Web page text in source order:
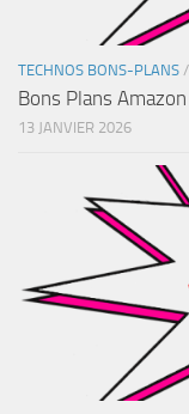
TECHNOS BONS-PLANS /
Bons Plans
13 JANVIER 2026